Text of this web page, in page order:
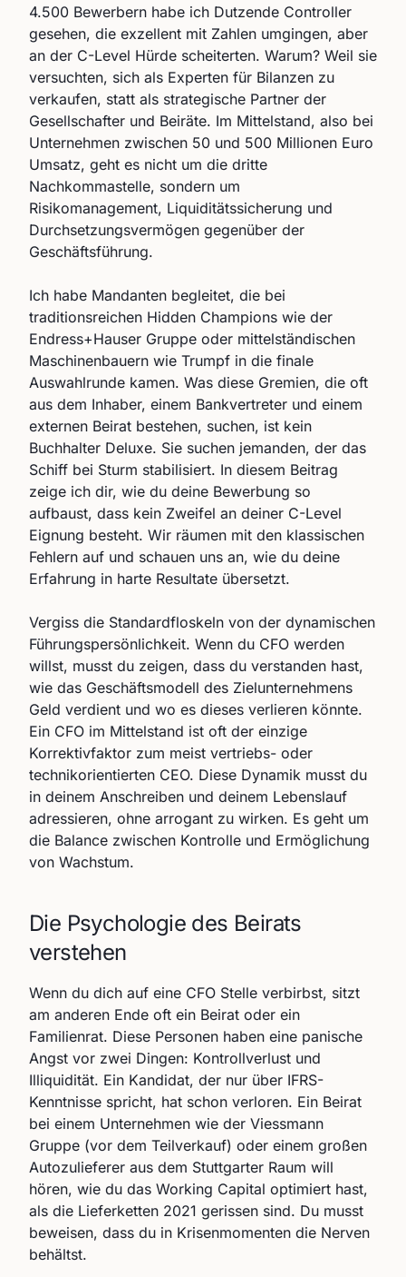
4.500 Bewerbern habe ich Dutzende Controller
gesehen, die exzellent mit Zahlen umgingen, aber
an der C-Level Hürde scheiterten. Warum? Weil sie
versuchten, sich als Experten für Bilanzen zu
verkaufen, statt als strategische Partner der
Gesellschafter und Beiräte. Im Mittelstand, also bei
Unternehmen zwischen 50 und 500 Millionen Euro
Umsatz, geht es nicht um die dritte
Nachkommastelle, sondern um
Risikomanagement, Liquiditätssicherung und
Durchsetzungsvermögen gegenüber der
Geschäftsführung.
Ich habe Mandanten begleitet, die bei
traditionsreichen Hidden Champions wie der
Endress+Hauser Gruppe oder mittelständischen
Maschinenbauern wie Trumpf in die finale
Auswahlrunde kamen. Was diese Gremien, die oft
aus dem Inhaber, einem Bankvertreter und einem
externen Beirat bestehen, suchen, ist kein
Buchhalter Deluxe. Sie suchen jemanden, der das
Schiff bei Sturm stabilisiert. In diesem Beitrag
zeige ich dir, wie du deine Bewerbung so
aufbaust, dass kein Zweifel an deiner C-Level
Eignung besteht. Wir räumen mit den klassischen
Fehlern auf und schauen uns an, wie du deine
Erfahrung in harte Resultate übersetzt.
Vergiss die Standardfloskeln von der dynamischen
Führungspersönlichkeit. Wenn du CFO werden
willst, musst du zeigen, dass du verstanden hast,
wie das Geschäftsmodell des Zielunternehmens
Geld verdient und wo es dieses verlieren könnte.
Ein CFO im Mittelstand ist oft der einzige
Korrektivfaktor zum meist vertriebs- oder
technikorientierten CEO. Diese Dynamik musst du
in deinem Anschreiben und deinem Lebenslauf
adressieren, ohne arrogant zu wirken. Es geht um
die Balance zwischen Kontrolle und Ermöglichung
von Wachstum.
Die Psychologie des Beirats
verstehen
Wenn du dich auf eine CFO Stelle verbirbst, sitzt
am anderen Ende oft ein Beirat oder ein
Familienrat. Diese Personen haben eine panische
Angst vor zwei Dingen: Kontrollverlust und
Illiquidität. Ein Kandidat, der nur über IFRS-
Kenntnisse spricht, hat schon verloren. Ein Beirat
bei einem Unternehmen wie der Viessmann
Gruppe (vor dem Teilverkauf) oder einem großen
Autozulieferer aus dem Stuttgarter Raum will
hören, wie du das Working Capital optimiert hast,
als die Lieferketten 2021 gerissen sind. Du musst
beweisen, dass du in Krisenmomenten die Nerven
behältst.